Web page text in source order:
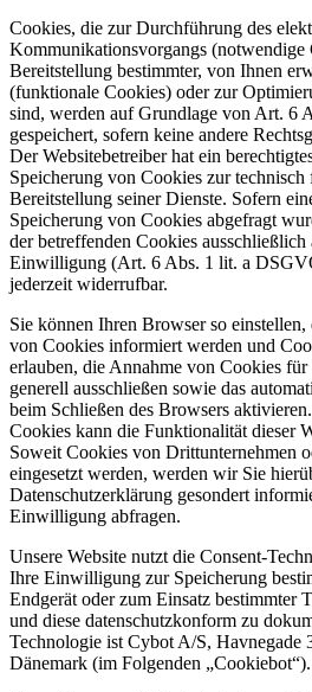
Cookies, die zur Durchführung des
Kommunikationsvorgangs (notwendige
Bereitstellung bestimmter, von Ihnen
(funktionale Cookies) oder zur
sind, werden auf Grundlage von Art. 6
gespeichert, sofern keine andere
Der Websitebetreiber hat ein
Speicherung von Cookies zur
Bereitstellung seiner Dienste. Sofern
Speicherung von Cookies abgefragt
der betreffenden Cookies
Einwilligung (Art. 6 Abs. 1 lit. a
jederzeit widerrufbar.
Sie können Ihren Browser so einstellen,
von Cookies informiert werden und
erlauben, die Annahme von Cookies für
generell ausschließen sowie das
beim Schließen des Browsers
Cookies kann die Funktionalität dieser
Soweit Cookies von Drittunternehmen
eingesetzt werden, werden wir Sie
Datenschutzerklärung gesondert
Einwilligung abfragen.
Unsere Website nutzt die Consent-
Ihre Einwilligung zur Speicherung
Endgerät oder zum Einsatz bestimmter
und diese datenschutzkonform zu
Technologie ist Cybot A/S, Havnegade
Dänemark (im Folgenden „Cookiebot“).